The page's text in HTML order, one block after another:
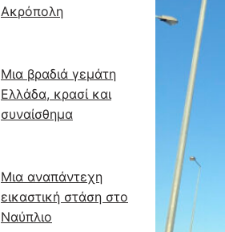
Ακρόπολη
Μια βραδιά γεμάτη
Ελλάδα, κρασί και
συναίσθημα
Μια αναπάντεχη
εικαστική στάση στο
Ναύπλιο